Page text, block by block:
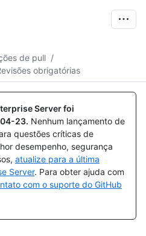
de pull /
obrigatórias
Server foi
23. Nenhum lançamento de
questões críticas de
desempenho, segurança
atualize para a última
Server. Para obter ajuda com
com o suporte do GitHub